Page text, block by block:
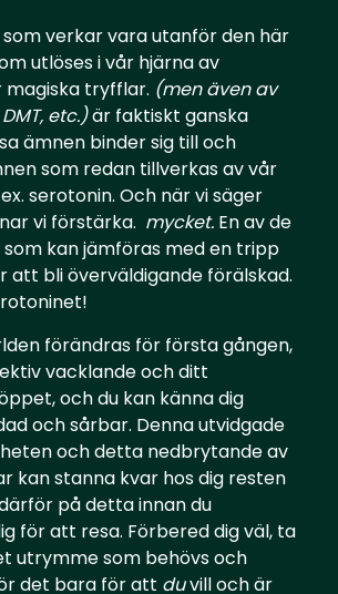
verkar vara utanför den här
utlöses i vår hjärna av
tryfflar. (men även av
DMT, etc.)är faktiskt ganska
ämnen binder sig till och
som redan tillverkas av vår
serotonin. Och när vi säger
vi förstärka. mycket. En av de
kan jämföras med en tripp
att bli överväldigande förälskad.
förändras för första gången,
vacklande och ditt
och du kan känna dig
och sårbar. Denna utvidgade
och detta nedbrytande av
kan stanna kvar hos dig resten
på detta innan du
för att resa. Förbered dig väl, ta
utrymme som behövs och
det bara för att duvill och är